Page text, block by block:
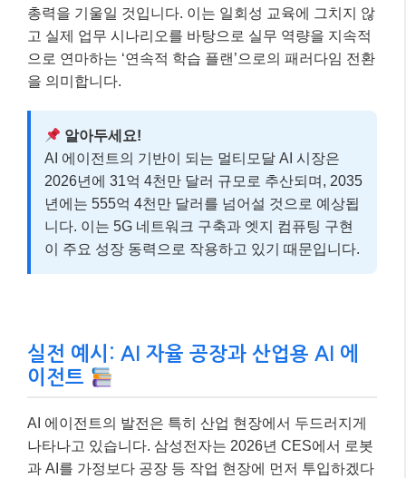
총력을 기울일 것입니다. 이는 일회성 교육에 그치지 않
고 실제 업무 시나리오를 바탕으로 실무 역량을 지속적
으로 연마하는 ‘연속적 학습 플랜’으로의 패러다임 전환
을 의미합니다.
알아두세요!
AI 에이전트의 기반이 되는 멀티모달 AI 시장은
2026년에 31억 4천만 달러 규모로 추산되며, 2035
년에는 555억 4천만 달러를 넘어설 것으로 예상됩
니다. 이는 5G 네트워크 구축과 엣지 컴퓨팅 구현
이 주요 성장 동력으로 작용하고 있기 때문입니다.
실전 예시: AI 자율 공장과 산업용 AI 에
이전트
AI 에이전트의 발전은 특히 산업 현장에서 두드러지게
나타나고 있습니다. 삼성전자는 2026년 CES에서 로봇
과 AI를 가정보다 공장 등 작업 현장에 먼저 투입하겠다